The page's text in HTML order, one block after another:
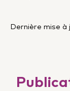
Dernière mise à